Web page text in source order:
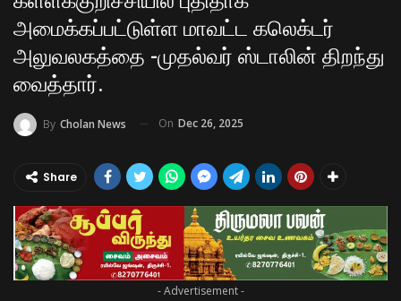
அமைக்கப்பட்டுள்ள மாவட்ட கலெக்டர்
அலுவலகத்தை -முதல்வர் ஸ்டாலின் திறந்து
வைத்தார்.
By Cholan News On Dec 26, 2025
Share
- Advertisement -